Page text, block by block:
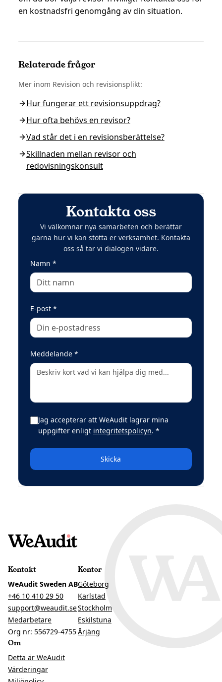
en kostnadsfri genomgång av din situation.
Relaterade frågor
Mer inom Revision och revisionsplikt:
Hur fungerar ett revisionsuppdrag?
Hur ofta behövs en revisor?
Vad står det i en revisionsberättelse?
Skillnaden mellan revisor och
redovisningskonsult
Kontakta oss
Vi välkomnar nya samarbeten och berättar
gärna hur vi kan stötta er verksamhet. Kontakta
oss så tar vi dialogen vidare.
Namn *(obligatoriskt)
E-post *(obligatoriskt)
Meddelande *(obligatoriskt)
Jag accepterar att WeAudit lagrar mina
uppgifter enligt integritetspolicyn. *(obligatoriskt)
Skicka
Kontakt
WeAudit Sweden AB
+46 10 410 29 50
support@weaudit.se
Medarbetare
Org nr: 556729-4755
Kontor
Göteborg
Karlstad
Stockholm
Eskilstuna
Årjäng
Om
Detta är WeAudit
Värderingar